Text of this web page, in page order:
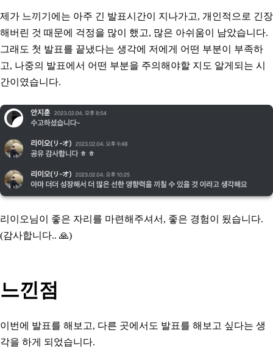
제가 느끼기에는 아주 긴 발표시간이 지나가고, 개인적으로 긴장
해버린 것 때문에 걱정을 많이 했고, 많은 아쉬움이 남았습니다.
그래도 첫 발표를 끝냈다는 생각에 저에게 어떤 부분이 부족하
고, 나중의 발표에서 어떤 부분을 주의해야할 지도 알게되는 시
간이였습니다.
리이오님이 좋은 자리를 마련해주셔서, 좋은 경험이 됬습니다.
(감사합니다.. 🙏)
느낀점
이번에 발표를 해보고, 다른 곳에서도 발표를 해보고 싶다는 생
각을 하게 되었습니다.